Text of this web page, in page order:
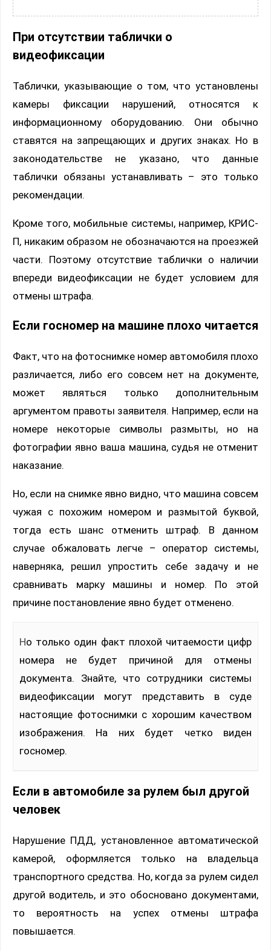
При отсутствии таблички о
видеофиксации
Таблички, указывающие о том, что установлены
камеры фиксации нарушений, относятся к
информационному оборудованию. Они обычно
ставятся на запрещающих и других знаках. Но в
законодательстве не указано, что данные
таблички обязаны устанавливать – это только
рекомендации.
Кроме того, мобильные системы, например, КРИС-
П, никаким образом не обозначаются на проезжей
части. Поэтому отсутствие таблички о наличии
впереди видеофиксации не будет условием для
отмены штрафа.
Если госномер на машине плохо читается
Факт, что на фотоснимке номер автомобиля плохо
различается, либо его совсем нет на документе,
может являться только дополнительным
аргументом правоты заявителя. Например, если на
номере некоторые символы размыты, но на
фотографии явно ваша машина, судья не отменит
наказание.
Но, если на снимке явно видно, что машина совсем
чужая с похожим номером и размытой буквой,
тогда есть шанс отменить штраф. В данном
случае обжаловать легче – оператор системы,
наверняка, решил упростить себе задачу и не
сравнивать марку машины и номер. По этой
причине постановление явно будет отменено.
Но только один факт плохой читаемости цифр
номера не будет причиной для отмены
документа. Знайте, что сотрудники системы
видеофиксации могут представить в суде
настоящие фотоснимки с хорошим качеством
изображения. На них будет четко виден
госномер.
Если в автомобиле за рулем был другой
человек
Нарушение ПДД, установленное автоматической
камерой, оформляется только на владельца
транспортного средства. Но, когда за рулем сидел
другой водитель, и это обосновано документами,
то вероятность на успех отмены штрафа
повышается.